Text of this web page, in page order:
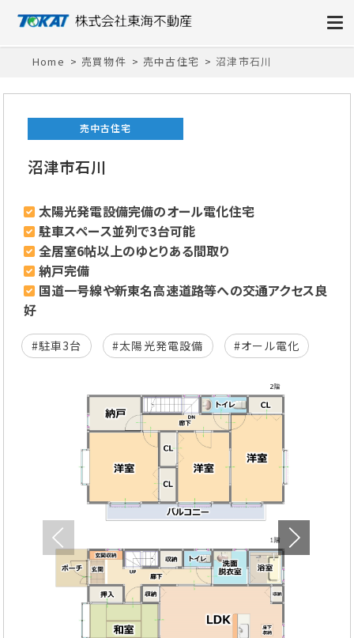
株式会社東海不動産
Home 売買物件 売中古住宅 沼津市石川
売中古住宅
沼津市石川
太陽光発電設備完備のオール電化住宅
駐車スペース並列で3台可能
全居室6帖以上のゆとりある間取り
納戸完備
国道一号線や新東名高速道路等への交通アクセス良
好
#駐車3台 #太陽光発電設備 #オール電化